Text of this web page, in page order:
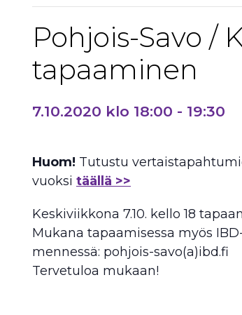
Pohjois-Savo /
tapaaminen
7.10.2020 klo 18:00 - 19:30
Huom! Tutustu
vuoksi täällä >>
Keskiviikkona 7.10. kello 18
Mukana tapaamisessa myös
mennessä: pohjois-savo(a)ibd.fi
Tervetuloa mukaan!